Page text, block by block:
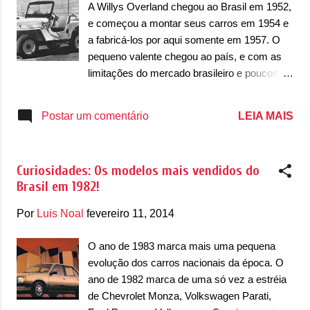
tração 4x4. Esse motor levava a Rural à
velocidade máxima de 130km/h, média
dentro dos padrões para a época. Esse
mesmo motor começou a ser fabricado no
Brasil em 1959, deixando de importar o
do visual mudar. O modelo ficava diferente
A Willys Overland chegou ao Brasil em 1952,
e começou a montar seus carros em 1954 e
a fabricá-los por aqui somente em 1957. O
pequeno valente chegou ao país, e com as
limitações do mercado brasileiro e poucos
reinado do Volkswagen Fusca a partir de
do público e dos militares, que aceitaram
muito bem o modelo. Simples, o Jeep Willys
de cavalo" (Ganhou esse apelido depois de
com um cavalo, coisas da época). No Brasil
a partir de 1959 ele começou a vir com motor
tração nas duas ou nas quatro rodas, além
Postar um comentário LEIA MAIS
Curiosidades: Os modelos mais vendidos do
Brasil em 1982!
Por Luis Noal fevereiro 11, 2014
O ano de 1983 marca mais uma pequena
evolução dos carros nacionais da época. O
ano de 1982 marca de uma só vez a estréia
de Chevrolet Monza, Volkswagen Parati,